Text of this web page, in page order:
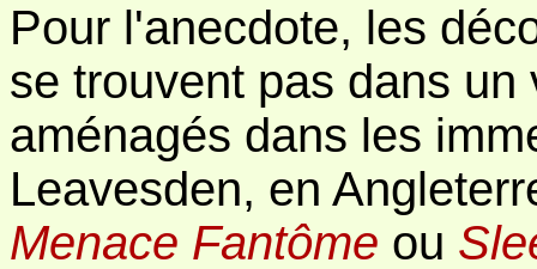
Pour l'anecdote, les
se trouvent pas dans
aménagés dans les
Leavesden, en
Menace Fantôme ou